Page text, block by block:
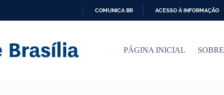
A
COMUNICA BR ACESSO À INFORMAÇÃO
PÁGINA INICIAL SOBRE